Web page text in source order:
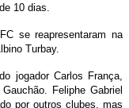
10 dias.
se reapresentaram na
Turbay.
jogador Carlos França,
Feliphe Gabriel
por outros clubes, mas